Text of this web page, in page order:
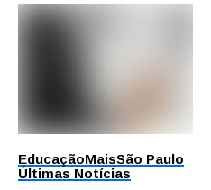
EducaçãoMaisSão Paulo
Últimas Notícias